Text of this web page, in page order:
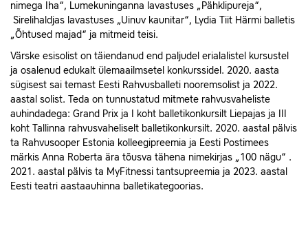
nimega Iha“, Lumekuninganna lavastuses „Pähklipureja“,
Sirelihaldjas lavastuses „Uinuv kaunitar“, Lydia Tiit Härmi balletis
„Õhtused majad“ ja mitmeid teisi.
Värske esisolist on täiendanud end paljudel erialalistel kursustel
ja osalenud edukalt ülemaailmsetel konkurssidel. 2020. aasta
sügisest sai temast Eesti Rahvusballeti nooremsolist ja 2022.
aastal solist. Teda on tunnustatud mitmete rahvusvaheliste
auhindadega: Grand Prix ja I koht balletikonkursilt Liepajas ja III
koht Tallinna rahvusvaheliselt balletikonkursilt. 2020. aastal pälvis
ta Rahvusooper Estonia kolleegipreemia ja Eesti Postimees
märkis Anna Roberta ära tõusva tähena nimekirjas „100 nägu“ .
2021. aastal pälvis ta MyFitnessi tantsupreemia ja 2023. aastal
Eesti teatri aastaauhinna balletikategoorias.